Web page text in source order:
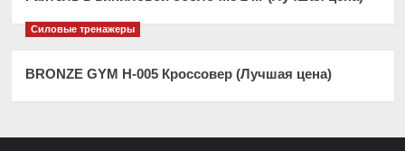
Силовые тренажеры
BRONZE GYM H-005 Кроссовер (Лучшая цена)